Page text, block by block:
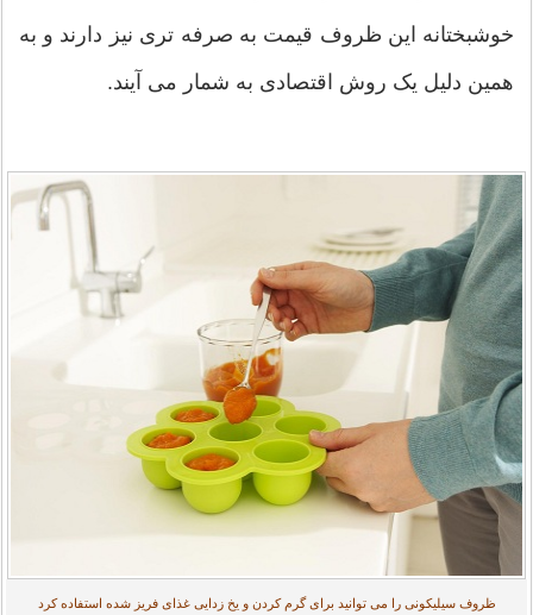
خوشبختانه این ظروف قیمت به صرفه تری نیز دارند و به
همین دلیل یک روش اقتصادی به شمار می آیند.
ظروف سیلیکونی را می توانید برای گرم کردن و یخ زدایی غذای فریز شده استفاده کرد